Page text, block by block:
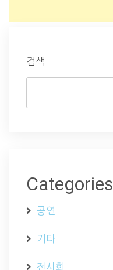
검색
Categories
공연
기타
전시회